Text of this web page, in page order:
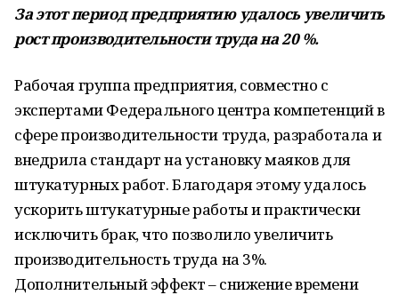
За этот период предприятию удалось увеличить
рост производительности труда на 20 %.
Рабочая группа предприятия, совместно с
экспертами Федерального центра компетенций в
сфере производительности труда, разработала и
внедрила стандарт на установку маяков для
штукатурных работ. Благодаря этому удалось
ускорить штукатурные работы и практически
исключить брак, что позволило увеличить
производительность труда на 3%.
Дополнительный эффект – снижение времени